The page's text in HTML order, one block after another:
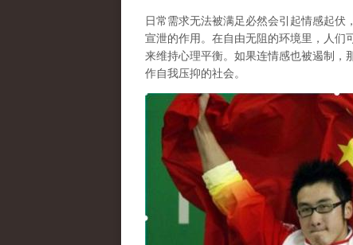
日常需求无法被满足必然会引起情感起伏，
宣泄的作用 。在自由无阻的环境里，人们
来维持心理平衡。如果连情感也被遏制，
作自我压抑的社会。